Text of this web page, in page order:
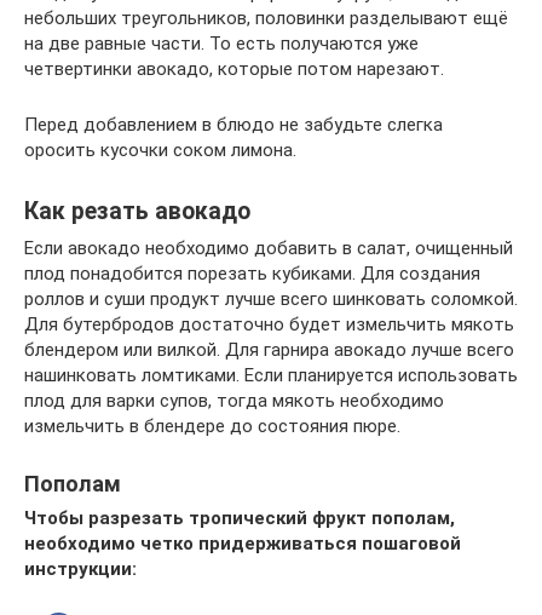
небольших треугольников, половинки разделывают ещё
на две равные части. То есть получаются уже
четвертинки авокадо, которые потом нарезают.
Перед добавлением в блюдо не забудьте слегка
оросить кусочки соком лимона.
Как резать авокадо
Если авокадо необходимо добавить в салат, очищенный
плод понадобится порезать кубиками. Для создания
роллов и суши продукт лучше всего шинковать соломкой.
Для бутербродов достаточно будет измельчить мякоть
блендером или вилкой. Для гарнира авокадо лучше всего
нашинковать ломтиками. Если планируется использовать
плод для варки супов, тогда мякоть необходимо
измельчить в блендере до состояния пюре.
Пополам
Чтобы разрезать тропический фрукт пополам,
необходимо четко придерживаться пошаговой
инструкции: